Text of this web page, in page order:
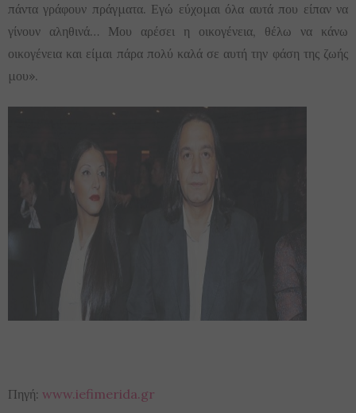
πάντα γράφουν πράγματα. Εγώ εύχομαι όλα αυτά που είπαν να
γίνουν αληθινά… Μου αρέσει η οικογένεια, θέλω να κάνω
οικογένεια και είμαι πάρα πολύ καλά σε αυτή την φάση της ζωής
μου».
Πηγή: www.iefimerida.gr